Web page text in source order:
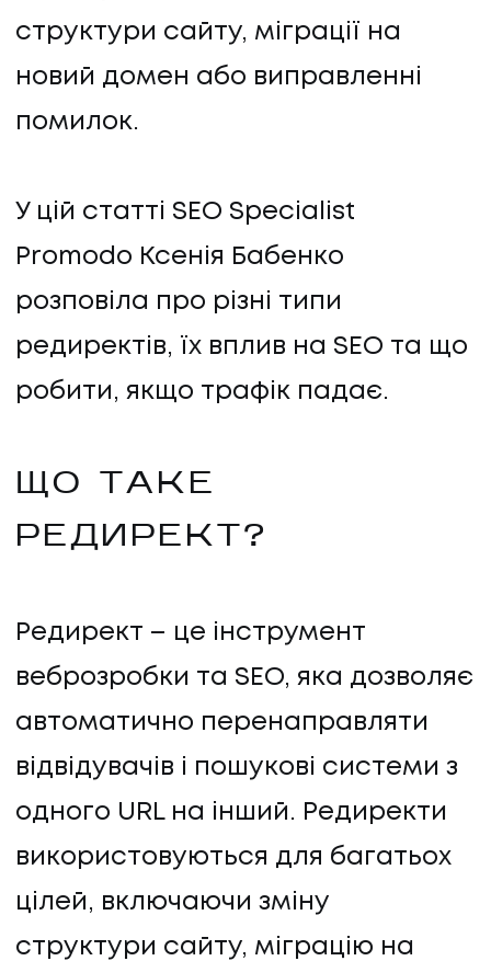
структури сайту, міграції на
новий домен або виправленні
помилок.
У цій статті SEO Specialist
Promodo Ксенія Бабенко
розповіла про різні типи
редиректів, їх вплив на SEO та що
робити, якщо трафік падає.
ЩО ТАКЕ
РЕДИРЕКТ?
Редирект – це інструмент
веброзробки та SEO, яка дозволяє
автоматично перенаправляти
відвідувачів і пошукові системи з
одного URL на інший. Редиректи
використовуються для багатьох
цілей, включаючи зміну
структури сайту, міграцію на